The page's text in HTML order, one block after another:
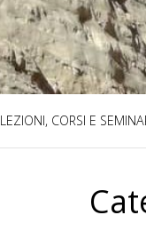
LEZIONI, CORSI E